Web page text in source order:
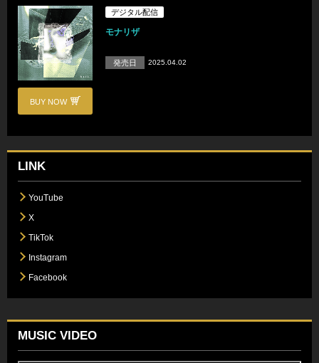
BUY NOW
デジタル配信
モナリザ
発売日 2025.04.02
LINK
YouTube
X
TikTok
Instagram
Facebook
MUSIC VIDEO